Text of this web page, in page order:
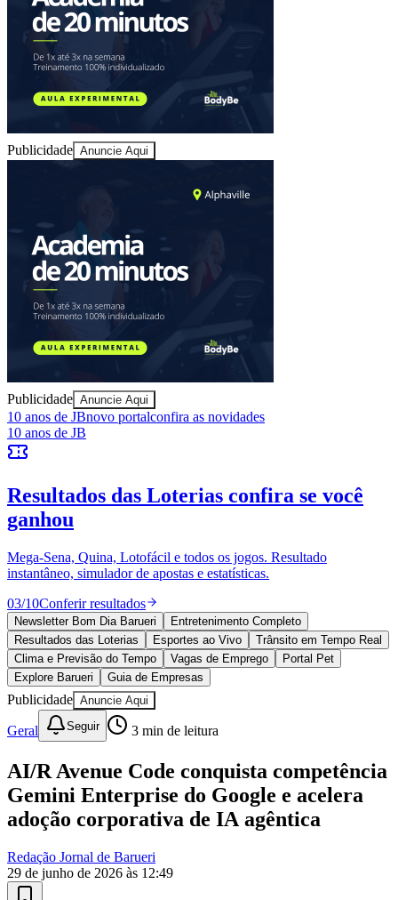
Ceará
Goiás
Publicidade Anuncie Aqui
Publicidade Anuncie Aqui
10 anos de JBnovo portalconfira as novidades
10 anos de JB
Esportes ao Vivo placares e tabelas